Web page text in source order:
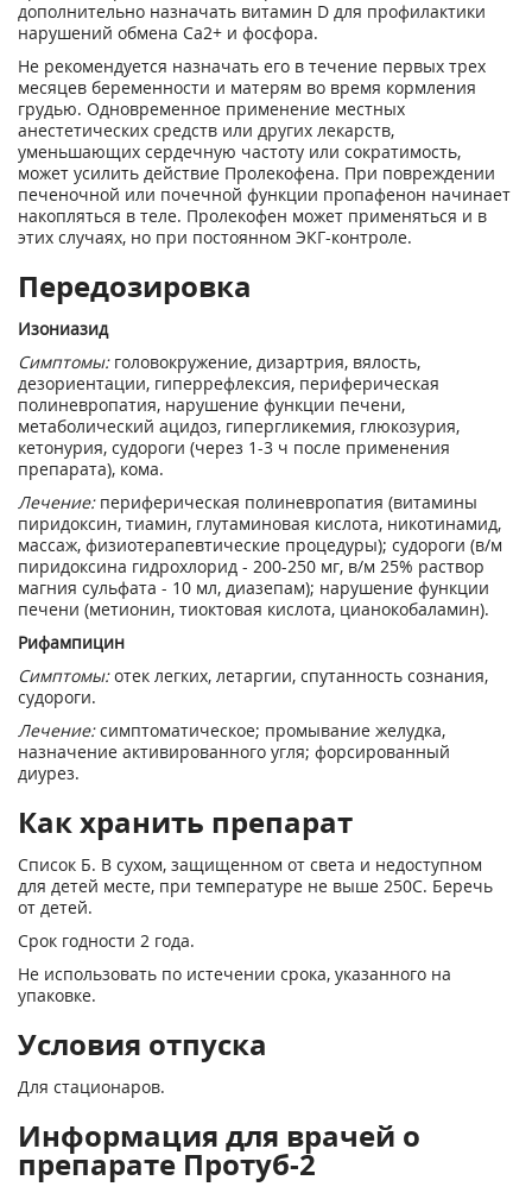
дополнительно назначать витамин D для профилактики
нарушений обмена Ca2+ и фосфора.
Не рекомендуется назначать его в течение первых трех
месяцев беременности и матерям во время кормления
грудью. Одновременное применение местных
анестетических средств или других лекарств,
уменьшающих сердечную частоту или сократимость,
может усилить действие Пролекофена. При повреждении
печеночной или почечной функции пропафенон начинает
накопляться в теле. Пролекофен может применяться и в
этих случаях, но при постоянном ЭКГ-контроле.
Передозировка
Изониазид
Симптомы:головокружение, дизартрия, вялость,
дезориентации, гиперрефлексия, периферическая
полиневропатия, нарушение функции печени,
метаболический ацидоз, гипергликемия, глюкозурия,
кетонурия, судороги (через 1-3 ч после применения
препарата), кома.
Лечение:периферическая полиневропатия (витамины
пиридоксин, тиамин, глутаминовая кислота, никотинамид,
массаж, физиотерапевтические процедуры); судороги (в/м
пиридоксина гидрохлорид - 200-250 мг, в/м 25% раствор
магния сульфата - 10 мл, диазепам); нарушение функции
печени (метионин, тиоктовая кислота, цианокобаламин).
Рифампицин
Симптомы:отек легких, летаргии, спутанность сознания,
судороги.
Лечение:симптоматическое; промывание желудка,
назначение активированного угля; форсированный
диурез.
Как хранить препарат
Список Б. В сухом, защищенном от света и недоступном
для детей месте, при температуре не выше 250С. Беречь
от детей.
Срок годности 2 года.
Не использовать по истечении срока, указанного на
упаковке.
Условия отпуска
Для стационаров.
Информация для врачей о
препарате Протуб-2